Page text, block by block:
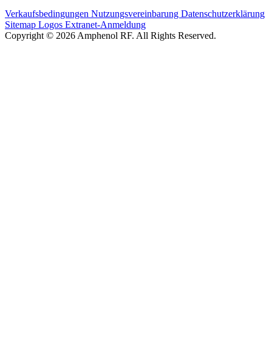
Verkaufsbedingungen Nutzungsvereinbarung Datenschutzerklärung
Sitemap Logos Extranet-Anmeldung
Copyright © 2026 Amphenol RF. All Rights Reserved.